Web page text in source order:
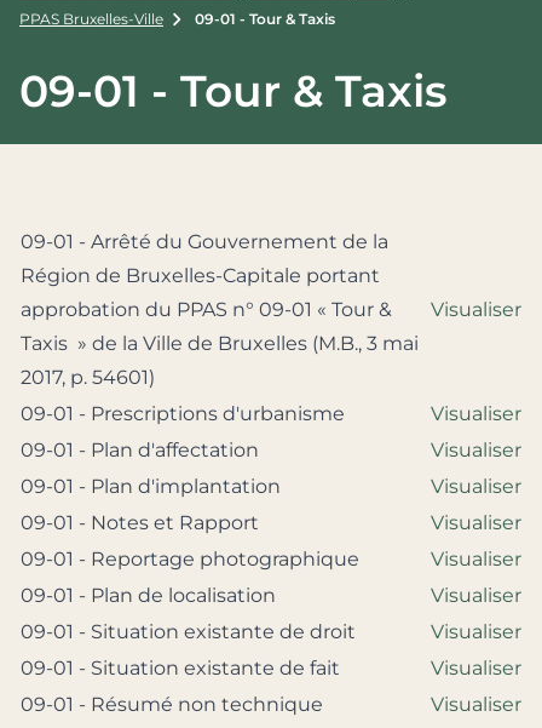
PPAS Bruxelles-Ville
09-01 - Tour & Taxis
09-01 - Tour & Taxis
09-01 - Arrêté du Gouvernement de la
Région de Bruxelles-Capitale portant
approbation du PPAS n° 09-01 « Tour &
Taxis » de la Ville de Bruxelles (M.B., 3 mai
2017, p. 54601)
Visualiser
09-01 - Prescriptions d'urbanisme
Visualiser
09-01 - Plan d'affectation
Visualiser
09-01 - Plan d'implantation
Visualiser
09-01 - Notes et Rapport
Visualiser
09-01 - Reportage photographique
Visualiser
09-01 - Plan de localisation
Visualiser
09-01 - Situation existante de droit
Visualiser
09-01 - Situation existante de fait
Visualiser
09-01 - Résumé non technique
Visualiser